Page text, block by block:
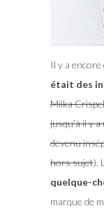
Il y a
était des
Milka
jusqu’à il y
devenu
hors sujet).
quelque-
marque de